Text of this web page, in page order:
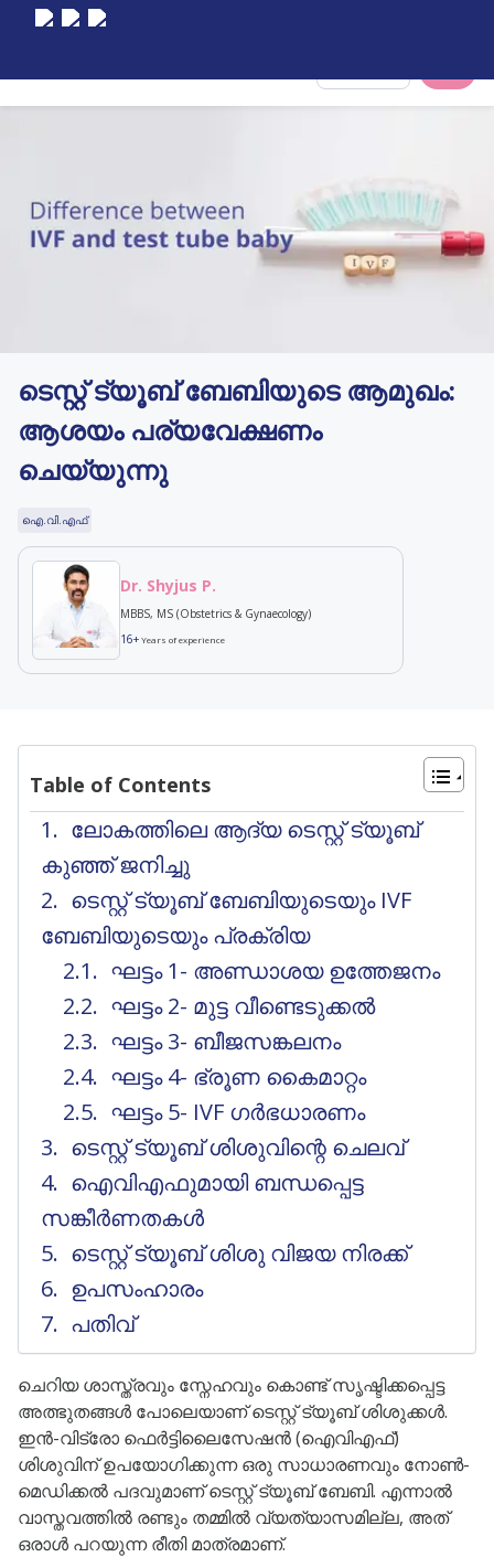
ടെസ്റ്റ് ട്യൂബ് ബേബിയുടെ ആമുഖം:
ആശയം പര്യവേക്ഷണം
ചെയ്യുന്നു
ഐ.വി.എഫ്
Dr. Shyjus P.
MBBS, MS (Obstetrics & Gynaecology)
16+Years of experience
Table of Contents
ലോകത്തിലെ ആദ്യ ടെസ്റ്റ് ട്യൂബ്
കുഞ്ഞ് ജനിച്ചു
ടെസ്റ്റ് ട്യൂബ് ബേബിയുടെയും IVF
ബേബിയുടെയും പ്രക്രിയ
ഘട്ടം 1- അണ്ഡാശയ ഉത്തേജനം
ഘട്ടം 2- മുട്ട വീണ്ടെടുക്കൽ
ഘട്ടം 3- ബീജസങ്കലനം
ഘട്ടം 4- ഭ്രൂണ കൈമാറ്റം
ഘട്ടം 5- IVF ഗർഭധാരണം
ടെസ്റ്റ് ട്യൂബ് ശിശുവിന്റെ ചെലവ്
ഐവിഎഫുമായി ബന്ധപ്പെട്ട
സങ്കീർണതകൾ
ടെസ്റ്റ് ട്യൂബ് ശിശു വിജയ നിരക്ക്
ഉപസംഹാരം
പതിവ്
ചെറിയ ശാസ്ത്രവും സ്നേഹവും കൊണ്ട് സൃഷ്ടിക്കപ്പെട്ട
അത്ഭുതങ്ങൾ പോലെയാണ് ടെസ്റ്റ് ട്യൂബ് ശിശുക്കൾ.
ഇൻ-വിട്രോ ഫെർട്ടിലൈസേഷൻ (ഐവിഎഫ്)
ശിശുവിന് ഉപയോഗിക്കുന്ന ഒരു സാധാരണവും നോൺ-
മെഡിക്കൽ പദവുമാണ് ടെസ്റ്റ് ട്യൂബ് ബേബി. എന്നാൽ
വാസ്തവത്തിൽ രണ്ടും തമ്മിൽ വ്യത്യാസമില്ല, അത്
ഒരാൾ പറയുന്ന രീതി മാത്രമാണ്.